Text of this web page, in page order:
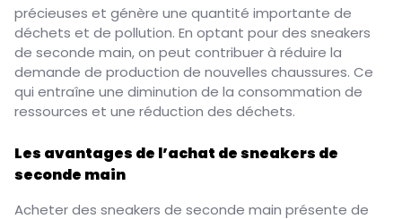
précieuses et génère une quantité importante de
déchets et de pollution. En optant pour des sneakers
de seconde main, on peut contribuer à réduire la
demande de production de nouvelles chaussures. Ce
qui entraîne une diminution de la consommation de
ressources et une réduction des déchets.
Les avantages de l’achat de sneakers de
seconde main
Acheter des sneakers de seconde main présente de